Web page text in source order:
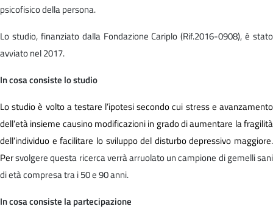
psicofisico della persona.
Lo studio, finanziato dalla Fondazione Cariplo (Rif.2016-0908), è stato
avviato nel 2017.
In cosa consiste lo studio
Lo studio è volto a testare l’ipotesi secondo cui stress e avanzamento
dell’età insieme causino modificazioni in grado di aumentare la fragilità
dell’individuo e facilitare lo sviluppo del disturbo depressivo maggiore.
Persvolgere questa ricerca verrà arruolato un campione di gemelli sani
di età compresa tra i 50 e 90 anni.
In cosa consiste la partecipazione